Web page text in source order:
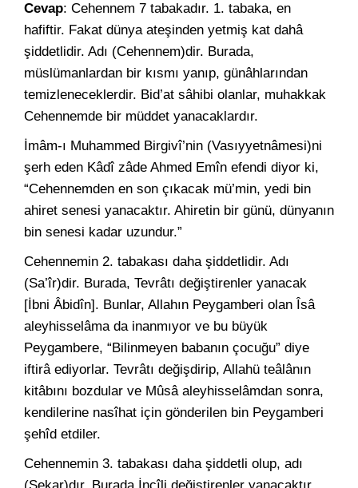
Cevap: Cehennem 7 tabakadır. 1. tabaka, en
hafiftir. Fakat dünya ateşinden yetmiş kat dahâ
şiddetlidir. Adı (Cehennem)dir. Burada,
müslümanlardan bir kısmı yanıp, günâhlarından
temizleneceklerdir. Bid’at sâhibi olanlar, muhakkak
Cehennemde bir müddet yanacaklardır.
İmâm-ı Muhammed Birgivî’nin (Vasıyyetnâmesi)ni
şerh eden Kâdî zâde Ahmed Emîn efendi diyor ki,
“Cehennemden en son çıkacak mü’min, yedi bin
ahiret senesi yanacaktır. Ahiretin bir günü, dünyanın
bin senesi kadar uzundur.”
Cehennemin 2. tabakası daha şiddetlidir. Adı
(Sa’îr)dir. Burada, Tevrâtı değiştirenler yanacak
[İbni Âbidîn]. Bunlar, Allahın Peygamberi olan Îsâ
aleyhisselâma da inanmıyor ve bu büyük
Peygambere, “Bilinmeyen babanın çocuğu” diye
iftirâ ediyorlar. Tevrâtı değişdirip, Allahü teâlânın
kitâbını bozdular ve Mûsâ aleyhisselâmdan sonra,
kendilerine nasîhat için gönderilen bin Peygamberi
şehîd etdiler.
Cehennemin 3. tabakası daha şiddetli olup, adı